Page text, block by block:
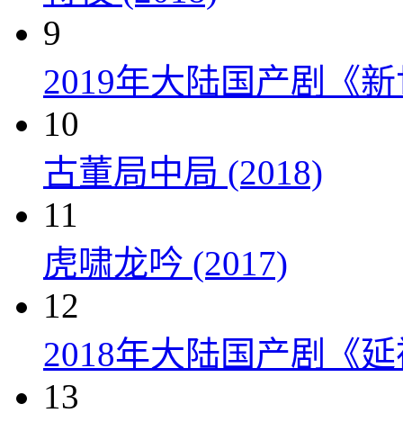
9
2019年大陆国产剧《
10
古董局中局 (2018)
11
虎啸龙吟 (2017)
12
2018年大陆国产剧《
13